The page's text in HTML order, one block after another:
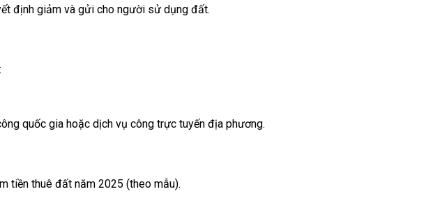
định giảm và gửi cho người sử dụng đất.
quốc gia hoặc dịch vụ công trực tuyến địa phương.
tiền thuê đất năm 2025 (theo mẫu).